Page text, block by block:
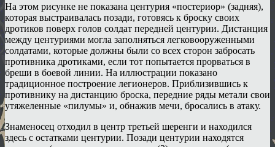
На этом рисунке не показана центурия «постериор» (задняя),
которая выстраивалась позади, готовясь к броску своих
дротиков поверх голов солдат передней центурии. Дистанция
между центуриями могла заполняться легковооруженными
солдатами, которые должны были со всех сторон забросать
противника дротиками, если тот попытается прорваться в
бреши в боевой линии. На иллюстрации показано
традиционное построение легионеров. Приблизившись к
противнику на дистанцию броска, передние ряды метали свои
утяжеленные «пилумы» и, обнажив мечи, бросались в атаку.
Знаменосец отходил в центр третьей шеренги и находился
здесь с остатками центурии. Позади центурии находятся